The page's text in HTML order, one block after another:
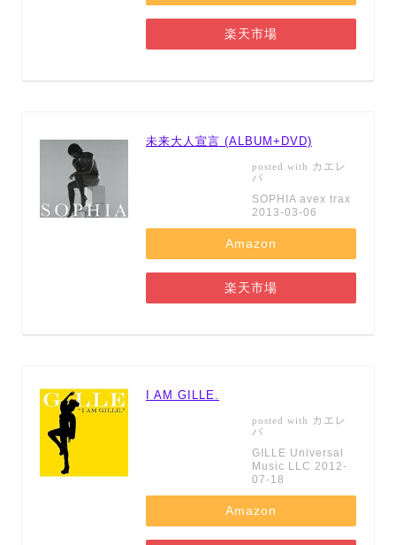
楽天市場
未来大人宣言 (ALBUM+DVD)
posted with カエレ
バ
SOPHIA avex trax
2013-03-06
Amazon
楽天市場
I AM GILLE.
posted with カエレ
バ
GILLE Universal
Music LLC 2012-
07-18
Amazon